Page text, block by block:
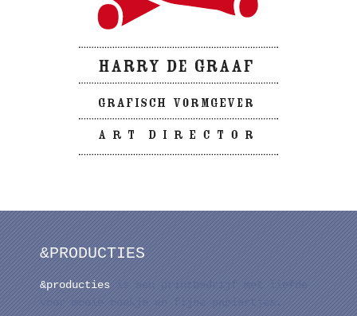
&PRODUCTIES
&productiesis een printbedrijf met liefde
voor mooie boekje en fijne papiertjes.